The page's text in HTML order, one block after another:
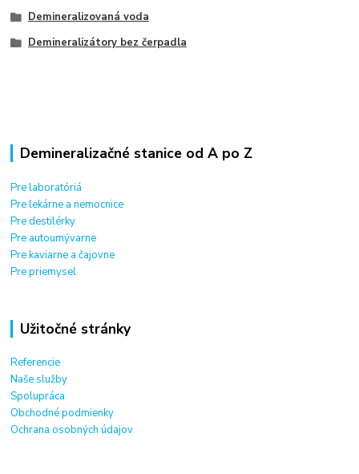
Demineralizovaná voda
Demineralizátory bez čerpadla
Demineralizačné stanice od A po Z
Pre laboratóriá
Pre lekárne a nemocnice
Pre destilérky
Pre autoumývarne
Pre kaviarne a čajovne
Pre priemysel
Užitočné stránky
Referencie
Naše služby
Spolupráca
Obchodné podmienky
Ochrana osobných údajov